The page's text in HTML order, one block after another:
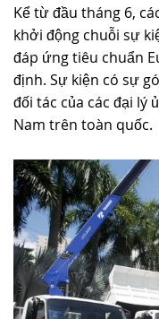
TUYỂN DỤNG
Kể từ đầu tháng 6,
khởi động chuỗi sự
đáp ứng tiêu chuẩn
định. Sự kiện có sự
đối tác của các đại lý
Nam trên toàn quốc.